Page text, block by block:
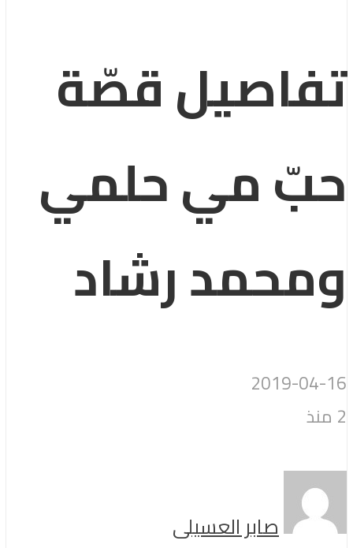
تفاصيل قصّة
حبّ مي حلمي
ومحمد رشاد
2019-04-16
2 منذ
صابر العسيلى